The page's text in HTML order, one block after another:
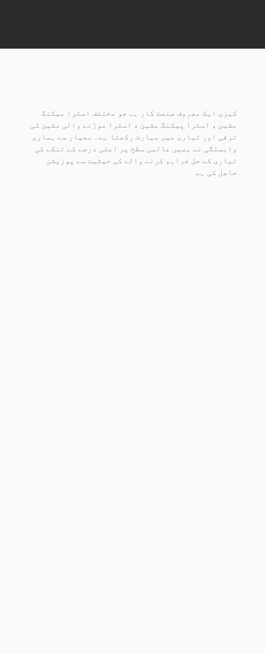
کیزی ایک معروف صنعت کار ہے جو مختلف اسٹرا میکنگ
مشین ، اسٹرا پیکنگ مشین ، اسٹرا موڑنے والی مشین کی
ترقی اور تیاری میں مہارت رکھتا ہے۔ معیار سے ہماری
وابستگی نے ہمیں عالمی سطح پر اعلی درجے کے تنکے کی
تیاری کے حل فراہم کرنے والے کی حیثیت سے پوزیشن
حاصل کی ہے